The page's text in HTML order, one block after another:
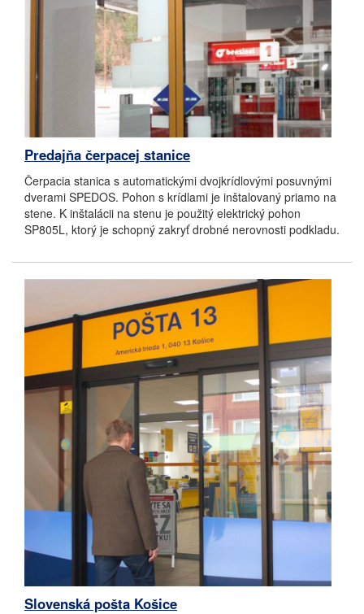
Predajňa čerpacej stanice
Čerpacia stanica s automatickými dvojkrídlovými posuvnými
dverami SPEDOS. Pohon s krídlami je inštalovaný priamo na
stene. K inštalácii na stenu je použitý elektrický pohon
SP805L, ktorý je schopný zakryť drobné nerovnosti podkladu.
Slovenská pošta Košice